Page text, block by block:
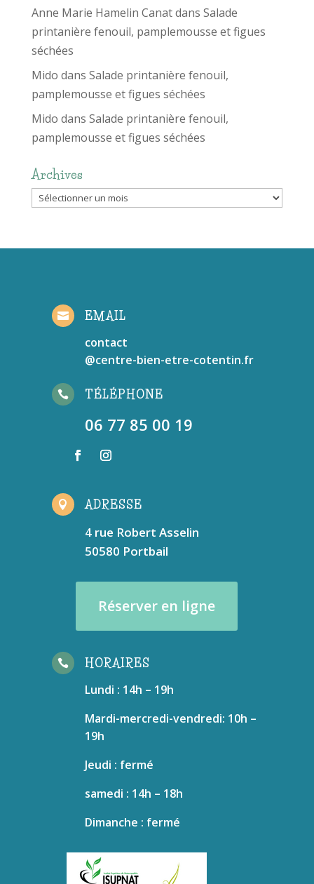
Anne Marie Hamelin Canatdans Salade
printanière fenouil, pamplemousse et figues
séchées
Mido dans Salade printanière fenouil,
pamplemousse et figues séchées
Mido dans Salade printanière fenouil,
pamplemousse et figues séchées
Archives
Archives
 EMAIL
contact
@centre-bien-etre-cotentin.fr
 TÉLÉPHONE
06 77 85 00 19
 ADRESSE
4 rue Robert Asselin
50580 Portbail
Réserver en ligne
 HORAIRES
Lundi : 14h – 19h
Mardi-mercredi-vendredi: 10h –
19h
Jeudi : fermé
samedi : 14h – 18h
Dimanche : fermé